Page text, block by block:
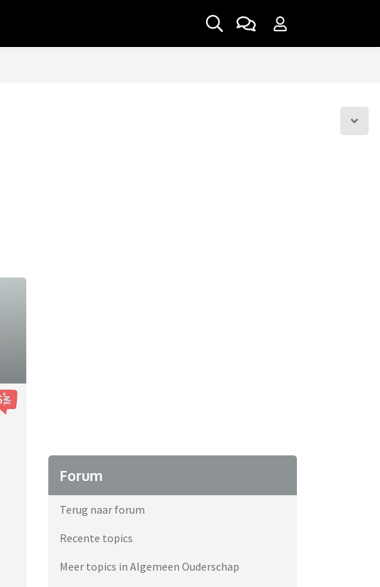
Forum
Terug naar forum
Recente topics
Meer topics in Algemeen Ouderschap